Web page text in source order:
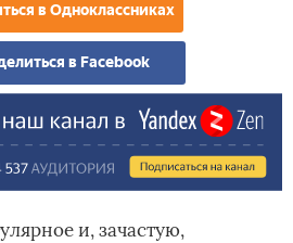
в Одноклассниках
в Facebook
и, зачастую,